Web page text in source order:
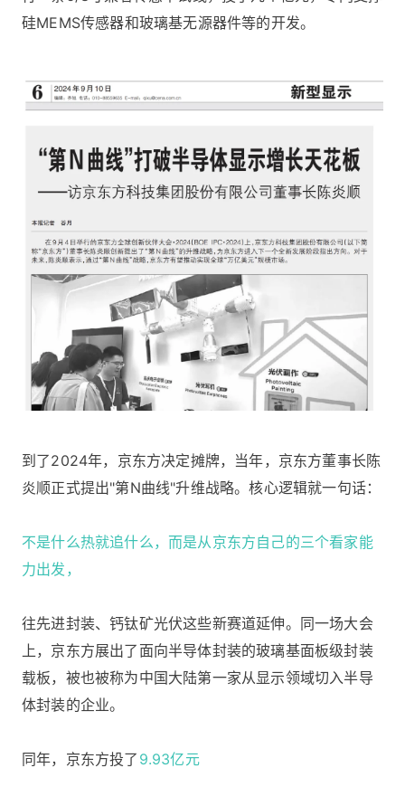
硅MEMS传感器和玻璃基无源器件等的开发。
到了2024年，京东方决定摊牌，当年，京东方董事长陈
炎顺正式提出"第N曲线"升维战略。核心逻辑就一句话：
不是什么热就追什么，而是从京东方自己的三个看家能
力出发，
往先进封装、钙钛矿光伏这些新赛道延伸。同一场大会
上，京东方展出了面向半导体封装的玻璃基面板级封装
载板，被也被称为中国大陆第一家从显示领域切入半导
体封装的企业。
同年，京东方投了 9.93亿元